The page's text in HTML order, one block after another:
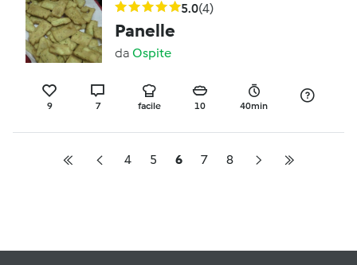
Halloween
5.0(4)
Panelle
da Ospite
9 7 facile 10 40min
4 5 6 7 8